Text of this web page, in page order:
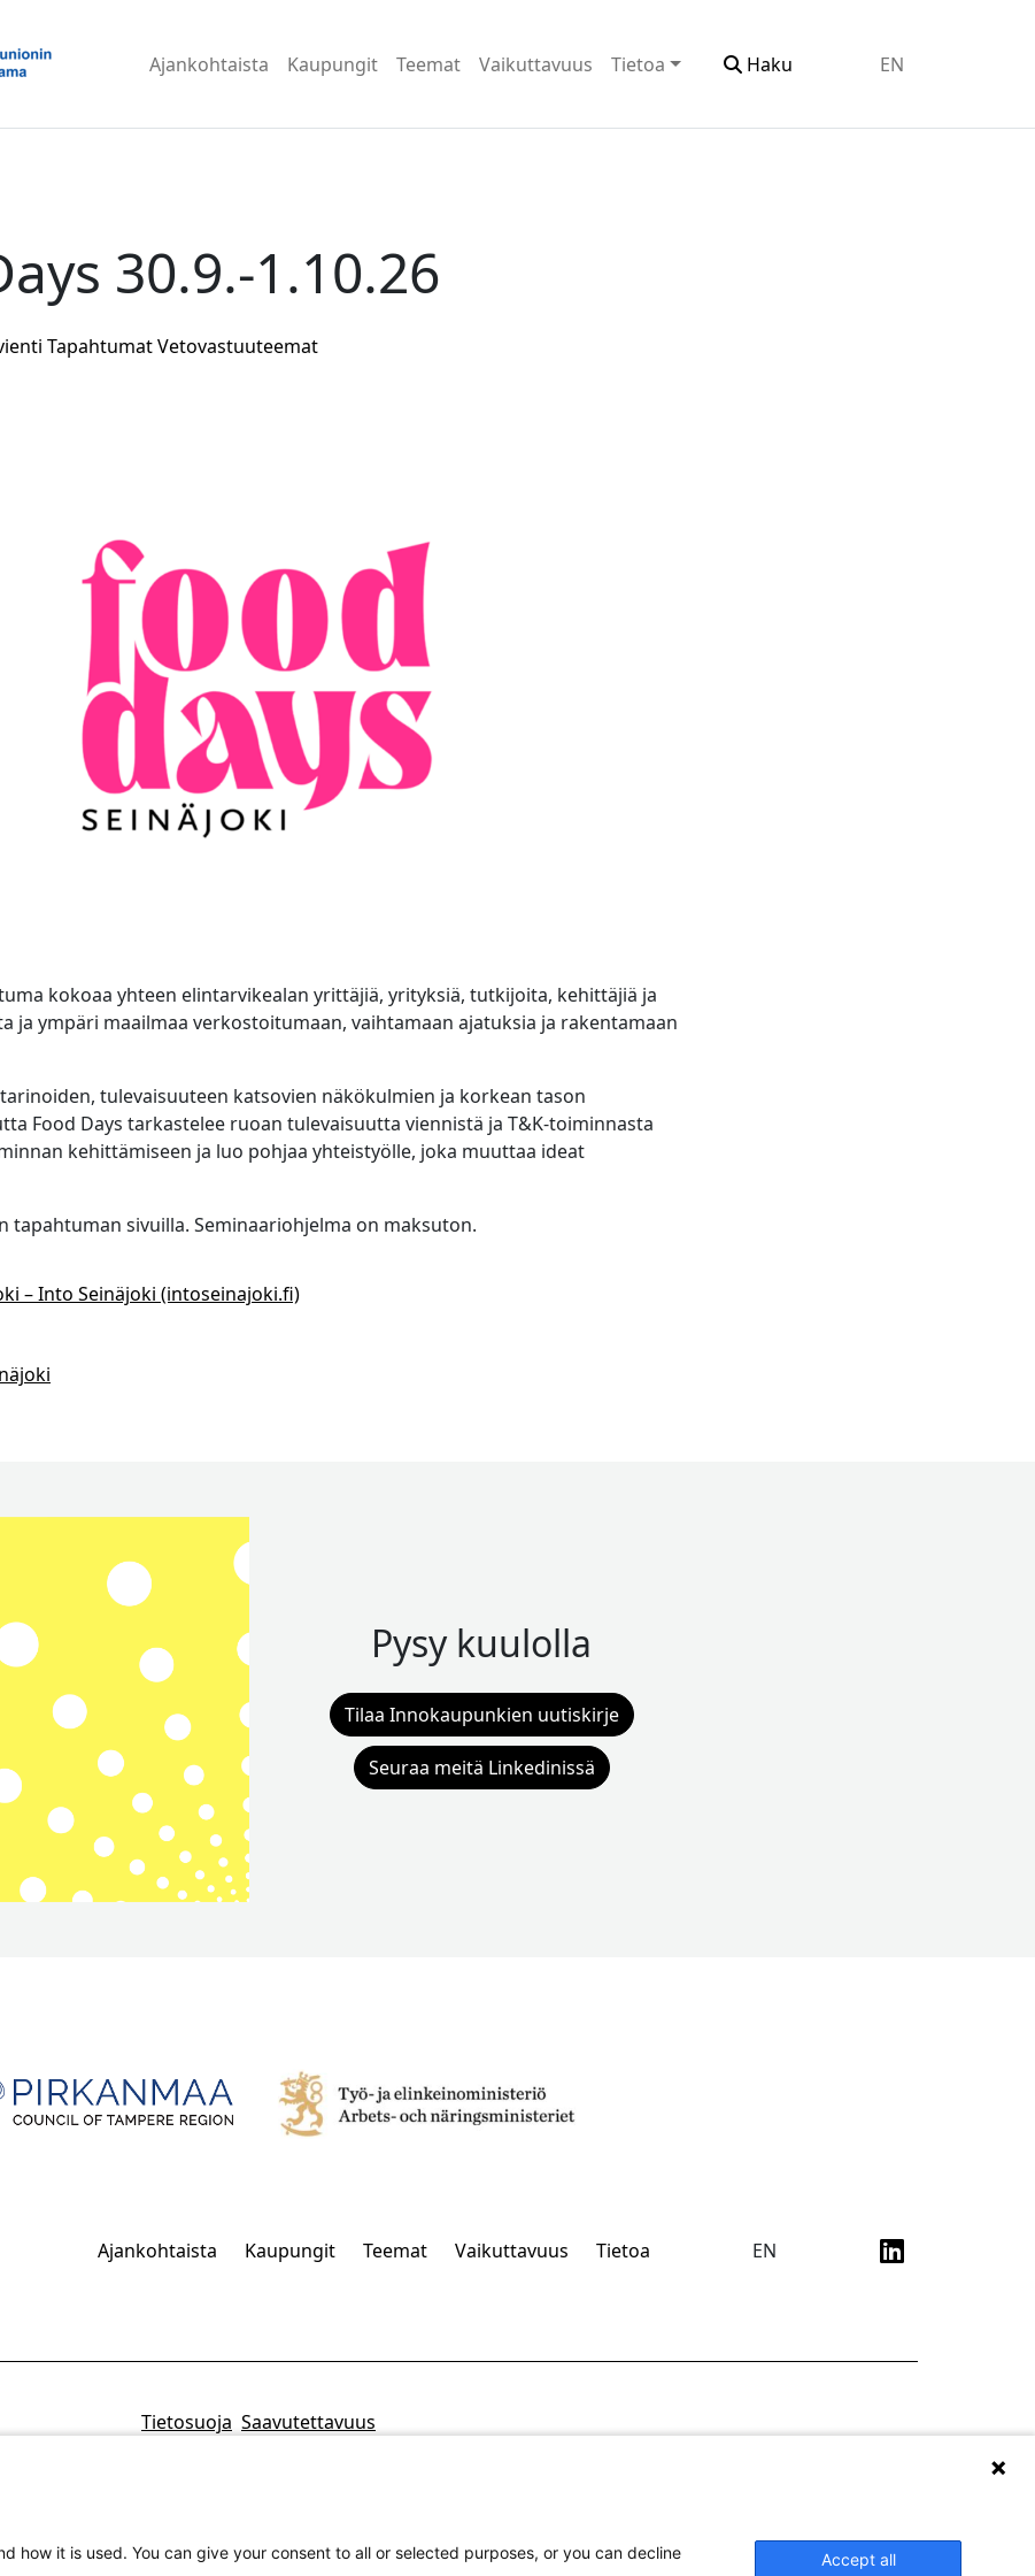
Ajankohtaista Kaupungit Teemat Vaikuttavuus Tietoa Haku EN
30.9.-1.10.26
TapahtumatVetovastuuteemat
kokoaa yhteen elintarvikealan yrittäjiä, yrityksiä, tutkijoita, kehittäjiä ja
ja ympäri maailmaa verkostoitumaan, vaihtamaan ajatuksia ja rakentamaan
tulevaisuuteen katsovien näkökulmien ja korkean tason
Food Days tarkastelee ruoan tulevaisuutta viennistä ja T&K-toiminnasta
kehittämiseen ja luo pohjaa yhteistyölle, joka muuttaa ideat
tapahtuman sivuilla. Seminaariohjelma on maksuton.
– Into Seinäjoki (intoseinajoki.fi)
Pysy kuulolla
Tilaa Innokaupunkien uutiskirje
Seuraa meitä Linkedinissä
Ajankohtaista Kaupungit Teemat Vaikuttavuus Tietoa EN
Tietosuoja Saavutettavuus
how it is used. You can give your consent to all or selected purposes, or you can decline
Accept all